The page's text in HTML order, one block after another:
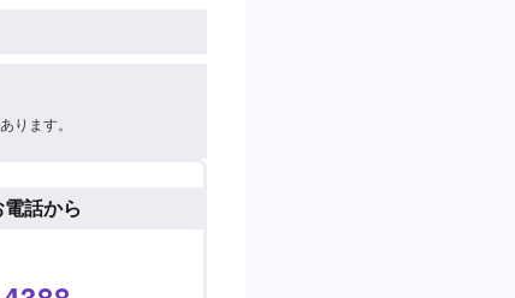
ります。
話から